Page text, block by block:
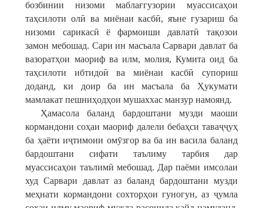
бозбинии низоми маблағгузории муассисаҳои
таҳсилоти олӣ ва миёнаи касбӣ, яъне гузариш ба
низоми сарикасӣ ё фармоиши давлатӣ тақозои
замон мебошад. Сари ин масъала Сарвари давлат ба
вазоратҳои маориф ва илм, молия, Кумита оид ба
таҳсилоти ибтидоӣ ва миёнаи касбӣ супориш
доданд, ки доир ба ин масъала ба Ҳукумати
мамлакат пешниҳодҳои мушаххас манзур намоянд.
Ҳамасола баланд бардоштани музди маоши
кормандони соҳаи маориф далели бебаҳси таваҷҷуҳ
ба ҳаёти иҷтимоии омӯзгор ва ба ин васила баланд
бардоштани сифати таълиму тарбия дар
муассисаҳои таълимӣ мебошад. Дар паёми имсолаи
худ Сарвари давлат аз баланд бардоштани музди
меҳнати кормандони сохторҳои гуногун, аз ҷумла